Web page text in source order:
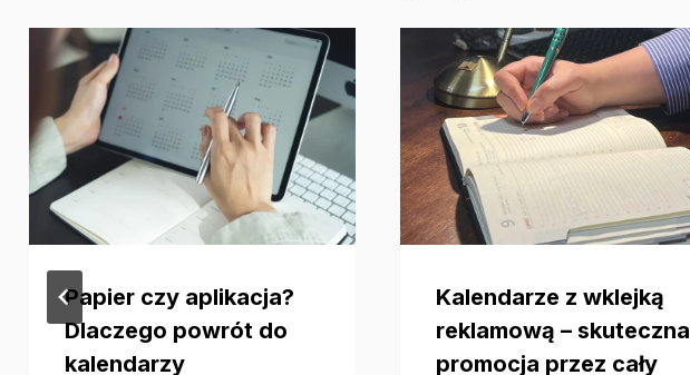
Papier czy aplikacja?
Dlaczego powrót do
kalendarzy
Kalendarze z wklejką
reklamową – skuteczna
promocja przez cały